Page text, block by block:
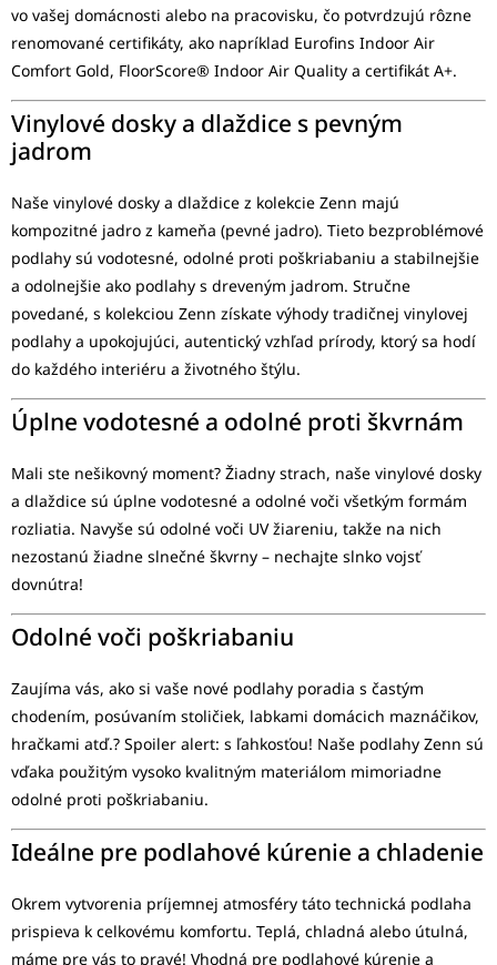
vo vašej domácnosti alebo na pracovisku, čo potvrdzujú rôzne
renomované certifikáty, ako napríklad Eurofins Indoor Air
Comfort Gold, FloorScore® Indoor Air Quality a certifikát A+.
Vinylové dosky a dlaždice s pevným
jadrom
Naše vinylové dosky a dlaždice z kolekcie Zenn majú
kompozitné jadro z kameňa (pevné jadro). Tieto bezproblémové
podlahy sú vodotesné, odolné proti poškriabaniu a stabilnejšie
a odolnejšie ako podlahy s dreveným jadrom. Stručne
povedané, s kolekciou Zenn získate výhody tradičnej vinylovej
podlahy a upokojujúci, autentický vzhľad prírody, ktorý sa hodí
do každého interiéru a životného štýlu.
Úplne vodotesné a odolné proti škvrnám
Mali ste nešikovný moment? Žiadny strach, naše vinylové dosky
a dlaždice sú úplne vodotesné a odolné voči všetkým formám
rozliatia. Navyše sú odolné voči UV žiareniu, takže na nich
nezostanú žiadne slnečné škvrny – nechajte slnko vojsť
dovnútra!
Odolné voči poškriabaniu
Zaujíma vás, ako si vaše nové podlahy poradia s častým
chodením, posúvaním stoličiek, labkami domácich maznáčikov,
hračkami atď.? Spoiler alert: s ľahkosťou! Naše podlahy Zenn sú
vďaka použitým vysoko kvalitným materiálom mimoriadne
odolné proti poškriabaniu.
Ideálne pre podlahové kúrenie a chladenie
Okrem vytvorenia príjemnej atmosféry táto technická podlaha
prispieva k celkovému komfortu. Teplá, chladná alebo útulná,
máme pre vás to pravé! Vhodná pre podlahové kúrenie a